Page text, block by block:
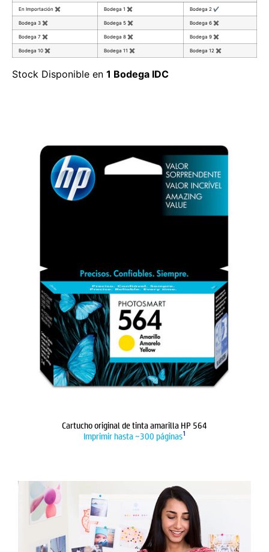
En Importación ✖ Bodega 1 ✖ Bodega 2 ✔
Bodega 3 ✖ Bodega 5 ✖ Bodega 6 ✖
Bodega 7 ✖ Bodega 8 ✖ Bodega 9 ✖
Bodega 10 ✖ Bodega 11 ✖ Bodega 12 ✖
Stock Disponible en 1 Bodega IDC
Cartucho original de tinta amarilla HP 564
Imprimir hasta ~300 páginas1